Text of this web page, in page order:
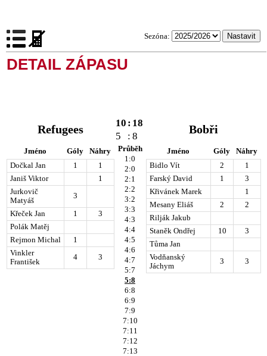
Sezóna:
DETAIL ZÁPASU
Refugees 10 : 18
5
: 8
Bobři
Jméno Góly
Náhry
Dočkal Jan
1
1
Janiš Viktor
1
Jurkovič
Matyáš
3
Křeček Jan 1
3
Polák Matěj
Rejmon Michal
1
Vinkler
František
4 3
Průběh
1:0
2:0
2:1
2:2
3:2
3:3
4:3
4:4
4:5
4:6
4:7
5:7
5:8
6:8
6:9
7:9
7:10
7:11
7:12
7:13
Jméno Góly
Náhry
Bidlo Vít
2
1
Farský David
1
3
Křivánek Marek
1
Mesany Eliáš
2
2
Rilják Jakub
Staněk Ondřej
10
3
Tůma Jan
Vodňanský
Jáchym
3 3